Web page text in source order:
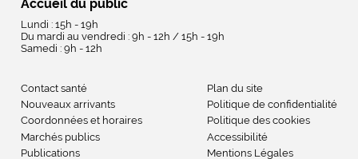
Accueil du public
Lundi : 15h - 19h
Du mardi au vendredi : 9h - 12h / 15h - 19h
Samedi : 9h - 12h
Contact santé
Nouveaux arrivants
Coordonnées et horaires
Marchés publics
Publications
Plan du site
Politique de confidentialité
Politique des cookies
Accessibilité
Mentions Légales